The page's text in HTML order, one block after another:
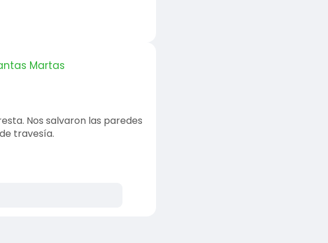
Martas
Nos salvaron las paredes
travesía.